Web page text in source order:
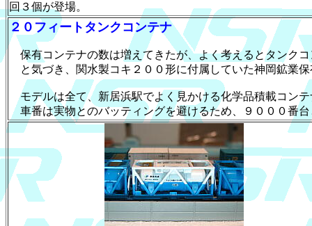
回３個が登場。
２０フィートタンクコンテナ
保有コンテナの数は増えてきたが、よく考えるとタンク
と気づき、関水製コキ２００形に付属していた神岡鉱業
モデルは全て、新居浜駅でよく見かける化学品積載コン
車番は実物とのバッティングを避けるため、９０００番台